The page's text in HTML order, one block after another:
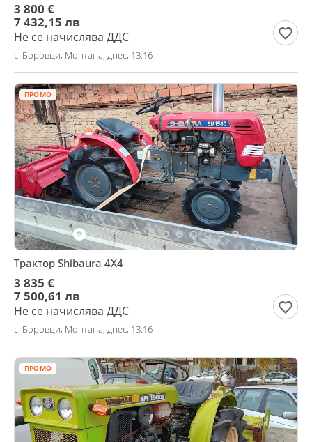
3 800 €
7 432,15 лв
Не се начислява ДДС
с. Боровци, Монтана, днес, 13:16
ПРОМО
Трактор Shibaura 4X4
3 835 €
7 500,61 лв
Не се начислява ДДС
с. Боровци, Монтана, днес, 13:16
ПРОМО